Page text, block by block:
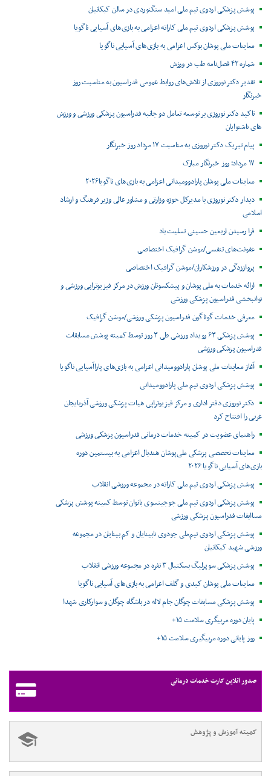
پوشش پزشکی اردوی تیم ملی امید سنگنوردی در سالن کبکانیان
پوشش پزشکی اردوی تیم ملی کاراته اعزامی به بازی‌های آسیایی ناگویا
معاینات ملی پوشان بوکس اعزامی به بازی‌های آسیایی ناگویا
شماره ۴۲ فصل‌نامه طب در ورزش
تقدیر دکتر نوروزی از تلاش‌های روابط عمومی فدراسیون به مناسبت روز
خبرنگار
تاکید دکتر نوروزی بر توسعه تعامل دو جانبه فدراسیون پزشکی ورزشی و ورزش
های ناشنوایان
پیام تبریک دکتر نوروزی به مناسبت ۱۷ مرداد روز خبرنگار
۱۷ مرداد؛ روز خبرنگار مبارک
معاینات ملی پوشان پارادوومیدانی اعزامی به بازی‌های ناگویا۲۰۲۶
دیدار دکتر نوروزی با مدیرکل حوزه وزارتی و مشاور عالی وزیر فرهنگ و ارشاد
اسلامی
فرا رسیدن اربعین حسینی تسلیت باد
عفونت‌های تنفسی/موشن گرافیک اختصاصی
پرواززدگی در ورزشکاران/موشن گرافیک اختصاصی
ارائه خدمات به ملی پوشان و پیشکسوتان ورزش در مرکز فیزیوتراپی ورزشی و
توانبخشی فدراسیون پزشکی ورزشی
معرفی خدمات گوناگون فدراسیون پزشکی ورزشی/موشن گرافیک
پوشش پزشکی ۶۳ رویداد ورزشی طی ۳ روز توسط کمیته پوشش مسابقات
فدراسیون پزشکی ورزشی
آغاز معاینات ملی پوشان پارادوومیدانی اعزامی به بازی‌های پاراآسیایی ناگویا
پوشش پزشکی اردوی تیم ملی پارادوومیدانی
دکتر نوروزی دفتر اداری و مرکز فیزیوتراپی هیات پزشکی ورزشی آذربایجان
غربی را افتتاح کرد
راهنمای عضویت در کمیته خدمات درمانی فدراسیون پزشکی ورزشی
معاینات تخصصی پزشکی ملی‌پوشان هندبال اعزامی به بیستمین دوره
بازی‌های آسیایی ناگویا ۲۰۲۶
پوشش پزشکی اردوی تیم ملی کاراته در مجموعه ورزشی انقلاب
پوشش پزشکی اردوی تیم ملی جوجیتسوی بانوان توسط کمیته پوشش پزشکی
مساابقات فدراسیون پزشکی ورزشی
پوشش پزشکی اردوی تیم‌ملی جودوی نابینایان و کم بینایان در مجموعه
ورزشی شهید کبکانیان
پوشش پزشکی سوپرلیگ بسکتبال ۳ نفره در مجموعه ورزشی انقلاب
معاینات ملی پوشان کبدی و گلف اعزامی به بازی‌های آسیایی ناگویا
پوشش پزشکی مسابقات چوگان جام لاله در باشگاه چوگان و سوارکاری شهدا
پایان دوره مربیگری سلامت ۱۵+
روز پایانی دوره مربیگیری سلامت ۱۵+
صدور آنلاین کارت خدمات درمانی
کمیته آموزش و پژوهش